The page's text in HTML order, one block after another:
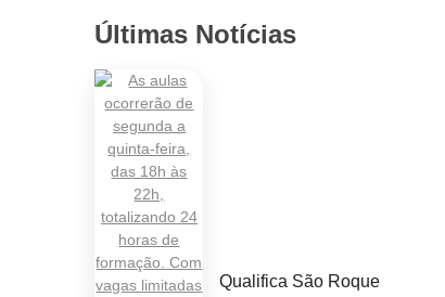
Últimas Notícias
Qualifica São Roque